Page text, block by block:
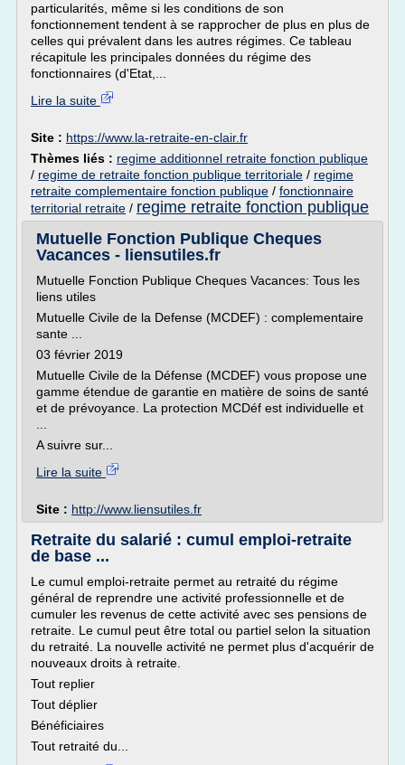
particularités, même si les conditions de son
fonctionnement tendent à se rapprocher de plus en plus de
celles qui prévalent dans les autres régimes. Ce tableau
récapitule les principales données du régime des
fonctionnaires (d'Etat,...
Lire la suite
Site : https://www.la-retraite-en-clair.fr
Thèmes liés : regime additionnel retraite fonction publique
/ regime de retraite fonction publique territoriale / regime
retraite complementaire fonction publique / fonctionnaire
territorial retraite / regime retraite fonction publique
Mutuelle Fonction Publique Cheques
Vacances - liensutiles.fr
Mutuelle Fonction Publique Cheques Vacances: Tous les
liens utiles
Mutuelle Civile de la Defense (MCDEF) : complementaire
sante ...
03 février 2019
Mutuelle Civile de la Défense (MCDEF) vous propose une
gamme étendue de garantie en matière de soins de santé
et de prévoyance. La protection MCDéf est individuelle et
A suivre sur...
Lire la suite
Site : http://www.liensutiles.fr
Retraite du salarié : cumul emploi-retraite
de base ...
Le cumul emploi-retraite permet au retraité du régime
général de reprendre une activité professionnelle et de
cumuler les revenus de cette activité avec ses pensions de
retraite. Le cumul peut être total ou partiel selon la situation
du retraité. La nouvelle activité ne permet plus d'acquérir de
nouveaux droits à retraite.
Tout replier
Tout déplier
Bénéficiaires
Tout retraité du...